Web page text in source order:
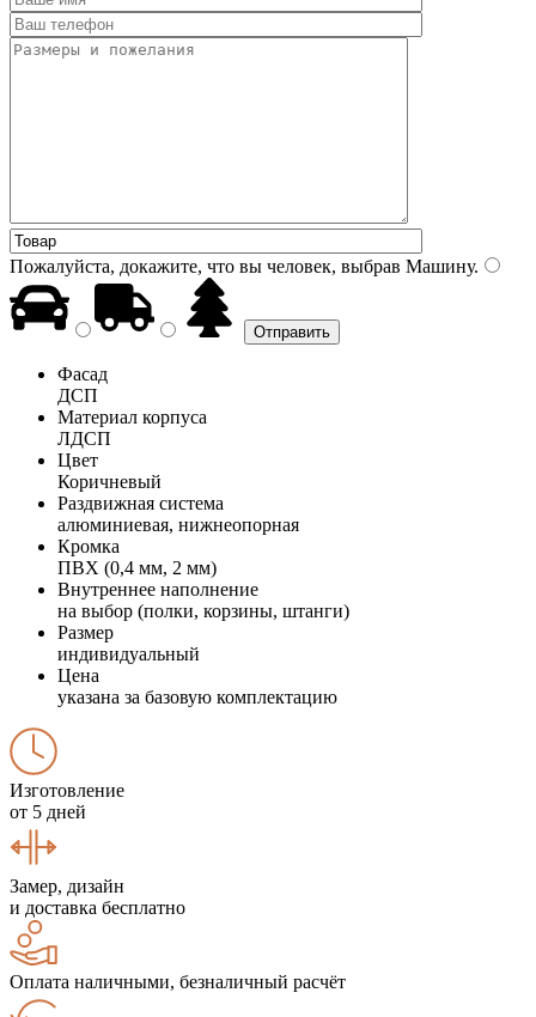
Пожалуйста, докажите, что вы человек, выбрав Машину.
Фасад
ДСП
Материал корпуса
ЛДСП
Цвет
Коричневый
Раздвижная система
алюминиевая, нижнеопорная
Кромка
ПВХ (0,4 мм, 2 мм)
Внутреннее наполнение
на выбор (полки, корзины, штанги)
Размер
индивидуальный
Цена
указана за базовую комплектацию
Изготовление
от 5 дней
Замер, дизайн
и доставка бесплатно
Оплата наличными, безналичный расчёт